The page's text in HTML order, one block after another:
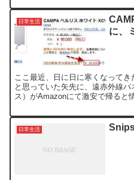
日常生活
に、
ここ最近、日に日に寒くなって
と思っていた矢先に、遠赤外線
ス）がAmazonにて激安で帰ると
日常生活